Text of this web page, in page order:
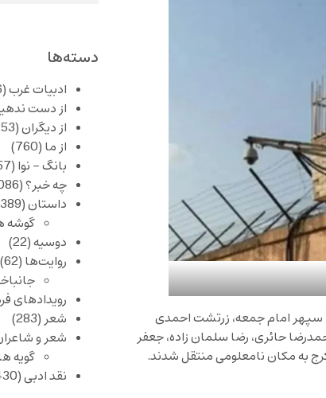
سپهر امام‌ جمعه، زرتشت احمدی
حائری، رضا سلمان زاده، جعفر
کرج به مکان نامعلومی منتقل شدند.
دسته‌ها
ادبیات غرب(156)
از دست
از دیگران(253)
از ما (760)
بانگ – نوا (357)
چه خبر؟(1,086)
داستان(389)
گوشه
دوسیه(22)
روایت‌ها (62)
رویدادهای
شعر(283)
شعر و
گویه
نقد ادبی(430)